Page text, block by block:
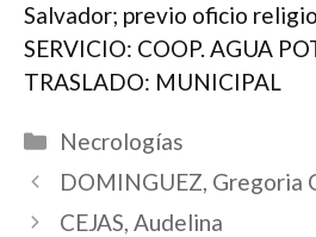
Salvador; previo oficio
SERVICIO: COOP. AGUA
TRASLADO: MUNICIPAL
Categorías
Necrologías
DOMINGUEZ, Gregoria
CEJAS, Audelina